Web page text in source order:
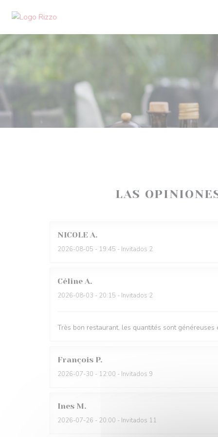
LAS
NICOLE A
2026-08-05 - 19:45 - Invitados 2
Céline A
2026-08-03 - 20:15 - Invitados 2
Très bon restaurant, les quantités sont
François P
2026-07-30 - 12:00 - Invitados 9
Ines M
2026-07-26 - 20:00 - Invitados 11